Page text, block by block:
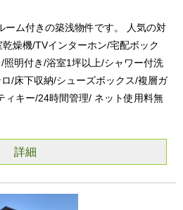
ーム付きの築浅物件です。 人気の対
燥機/TVインターホン/宅配ボック
明付き/浴室1坪以上/シャワー付洗
/床下収納/シューズボックス/複層ガ
ィキー/24時間管理/ ネット使用料無
詳細